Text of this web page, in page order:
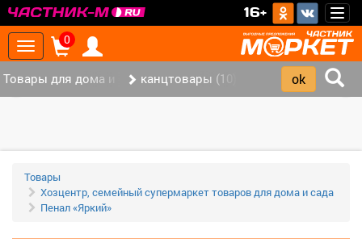
16+
Toggle
navigation
0
Товары для дома и офиса (113)канцтовары (10)
Товары
Хозцентр, семейный супермаркет товаров для дома и сада
Пенал «Яркий»
‹ ›